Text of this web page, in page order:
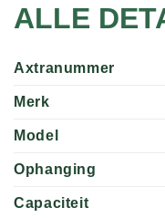
ALLE
Axtranummer
Merk
Model
Ophanging
Capaciteit